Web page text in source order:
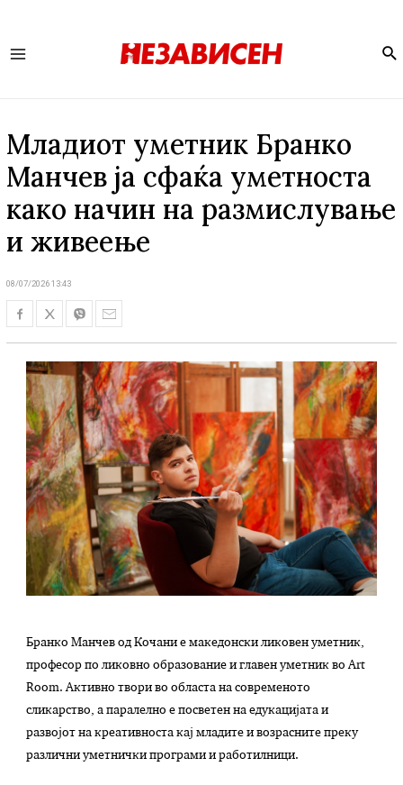
Младиот уметник Бранко
Манчев ја сфаќа уметноста
како начин на размислување
и живеење
08/07/2026 13:43
Бранко Манчев од Кочани е македонски ликовен уметник,
професор по ликовно образование и главен уметник во Art
Room. Активно твори во областа на современото
сликарство, а паралелно е посветен на едукацијата и
развојот на креативноста кај младите и возрасните преку
различни уметнички програми и работилници.